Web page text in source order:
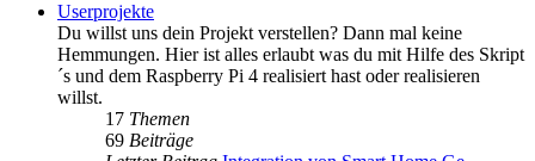
Userprojekte
Du willst uns dein Projekt verstellen? Dann mal keine
Hemmungen. Hier ist alles erlaubt was du mit Hilfe des Skript
´s und dem Raspberry Pi 4 realisiert hast oder realisieren
willst.
17 Themen
69 Beiträge